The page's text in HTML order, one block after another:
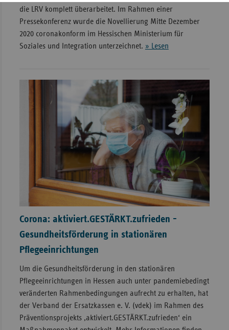
die LRV komplett überarbeitet. Im Rahmen einer
Pressekonferenz wurde die Novellierung Mitte Dezember
2020 coronakonform im Hessischen Ministerium für
Soziales und Integration unterzeichnet. » Lesen
Corona: aktiviert.GESTÄRKT.zufrieden -
Gesundheitsförderung in stationären
Pflegeeinrichtungen
Um die Gesundheitsförderung in den stationären
Pflegeeinrichtungen in Hessen auch unter pandemiebedingt
veränderten Rahmenbedingungen aufrecht zu erhalten, hat
der Verband der Ersatzkassen e. V. (vdek) im Rahmen des
Präventionsprojekts ‚aktiviert.GESTÄRKT.zufrieden‘ ein